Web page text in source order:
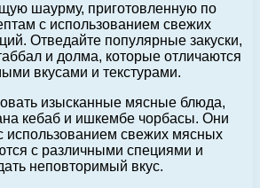
шаурму, приготовленную по
с использованием свежих
Отведайте популярные закуски,
и долма, которые отличаются
вкусами и текстурами.
изысканные мясные блюда,
кебаб и ишкембе чорбасы. Они
использованием свежих мясных
с различными специями и
неповторимый вкус.